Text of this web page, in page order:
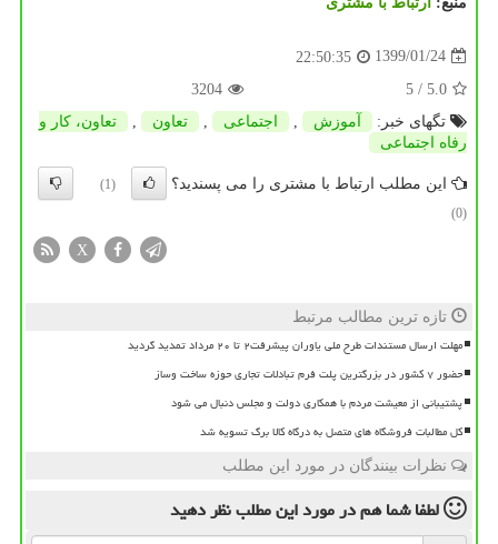
1399/01/24
22:50:35
5.0
/ 5
3204
تگهای خبر:
آموزش , اجتماعی , تعاون ,
تعاون، كار و
رفاه اجتماعی
این مطلب ارتباط با مشتری را می پسندید؟
(1)
(0)
X
تازه ترین مطالب مرتبط
مهلت ارسال مستندات طرح ملی یاوران پیشرفت۲ تا ۲۰ مرداد تمدید گردید
حضور ۷ کشور در بزرگترین پلت فرم تبادلات تجاری حوزه ساخت وساز
پشتیبانی از معیشت مردم با همکاری دولت و مجلس دنبال می شود
کل مطالبات فروشگاه های متصل به درگاه کالا برگ تسویه شد
نظرات بینندگان در مورد این مطلب
لطفا شما همدر مورد این مطلبنظر دهید